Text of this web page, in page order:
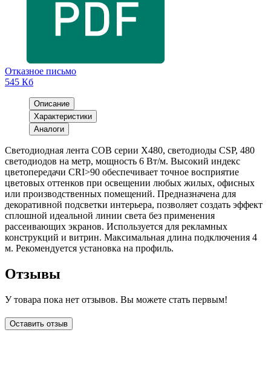
Отказное письмо
545 Кб
Описание
Характеристики
Аналоги
Светодиодная лента COB серии X480, светодиоды CSP, 480
светодиодов на метр, мощность 6 Вт/м. Высокий индекс
цветопередачи CRI>90 обеспечивает точное восприятие
цветовых оттенков при освещении любых жилых, офисных
или производственных помещений. Предназначена для
декоративной подсветки интерьера, позволяет создать эффект
сплошной идеальной линии света без применения
рассеивающих экранов. Используется для рекламных
конструкций и витрин. Максимальная длина подключения 4
м. Рекомендуется установка на профиль.
Отзывы
У товара пока нет отзывов. Вы можете стать первым!
Оставить отзыв